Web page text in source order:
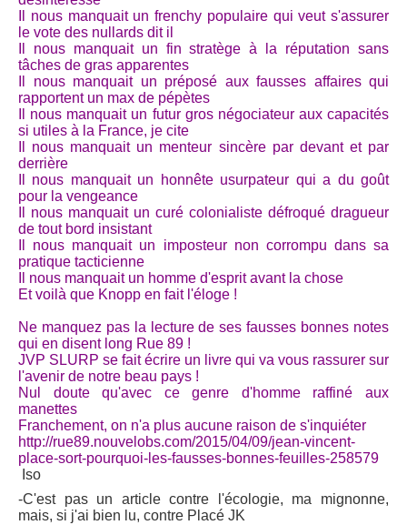
Il nous manquait un frenchy populaire qui veut s'assurer
le vote des nullards dit il
Il nous manquait un fin stratège à la réputation sans
tâches de gras apparentes
Il nous manquait un préposé aux fausses affaires qui
rapportent un max de pépètes
Il nous manquait un futur gros négociateur aux capacités
si utiles à la France, je cite
Il nous manquait un menteur sincère par devant et par
derrière
Il nous manquait un honnête usurpateur qui a du goût
pour la vengeance
Il nous manquait un curé colonialiste défroqué dragueur
de tout bord insistant
Il nous manquait un imposteur non corrompu dans sa
pratique tacticienne
Il nous manquait un homme d'esprit avant la chose
Et voilà que Knopp en fait l'éloge !
Ne manquez pas la lecture de ses fausses bonnes notes
qui en disent long Rue 89 !
JVP SLURP se fait écrire un livre qui va vous rassurer sur
l'avenir de notre beau pays !
Nul doute qu'avec ce genre d'homme raffiné aux
manettes
Franchement, on n'a plus aucune raison de s'inquiéter
http://rue89.nouvelobs.com/2015/04/09/jean-vincent-
place-sort-pourquoi-les-fausses-bonnes-feuilles-258579
Iso
-C'est pas un article contre l'écologie, ma mignonne,
mais, si j'ai bien lu, contre Placé JK